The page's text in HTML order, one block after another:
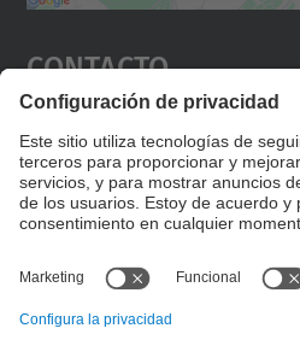
Aceptar
powered by
Contacto
Editad en la página
encontraréis en la raíz de
personalizados de contacto.
Formulario de contacto